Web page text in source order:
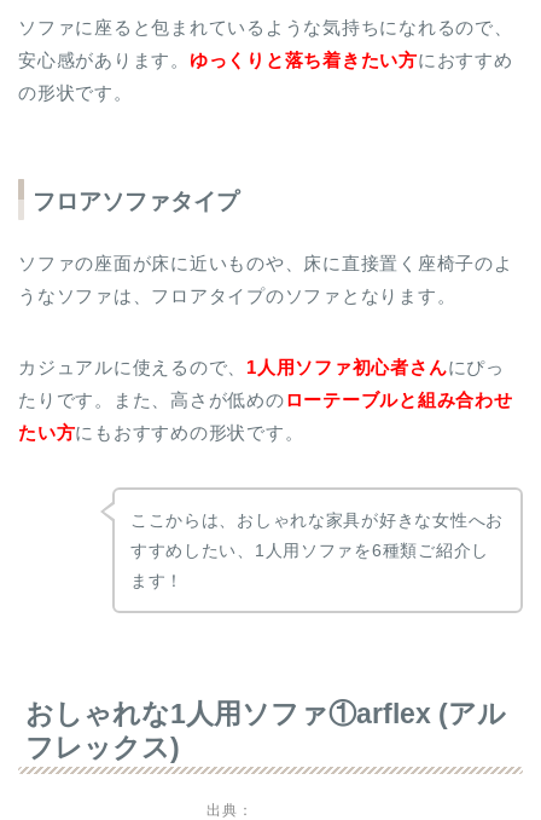
ソファに座ると包まれているような気持ちになれるので、
安心感があります。 ゆっくりと落ち着きたい方におすすめ
の形状です。
フロアソファタイプ
ソファの座面が床に近いものや、床に直接置く座椅子のよ
うなソファは、フロアタイプのソファとなります。
カジュアルに使えるので、 1人用ソファ初心者さんにぴっ
たりです。また、高さが低めのローテーブルと組み合わせ
たい方にもおすすめの形状です。
ここからは、おしゃれな家具が好きな女性へお
すすめしたい、1人用ソファを6種類ご紹介し
ます！
おしゃれな1人用ソファ①arflex (アル
フレックス)
出典：